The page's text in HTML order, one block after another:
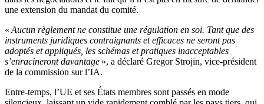
une extension du mandat du comité.
« Aucun règlement ne constitue une régulation en soi. Tant que des
instruments juridiques contraignants et efficaces ne seront pas
adoptés et appliqués, les schémas et pratiques inacceptables
s’enracineront davantage », a déclaré Gregor Strojin, vice-président
de la commission sur l’IA.
Entre-temps, l’UE et ses États membres sont passés en mode